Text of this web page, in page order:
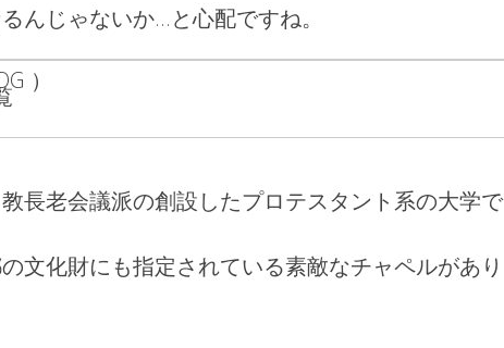
んじゃないか…と心配ですね。
）
長老会議派の創設したプロテスタント系の大学で
文化財にも指定されている素敵なチャペルがあり